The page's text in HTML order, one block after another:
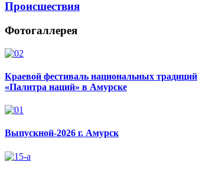
Происшествия
Фотогаллерея
Краевой фестиваль национальных традиций
«Палитра наций» в Амурске
Выпускной-2026 г. Амурск